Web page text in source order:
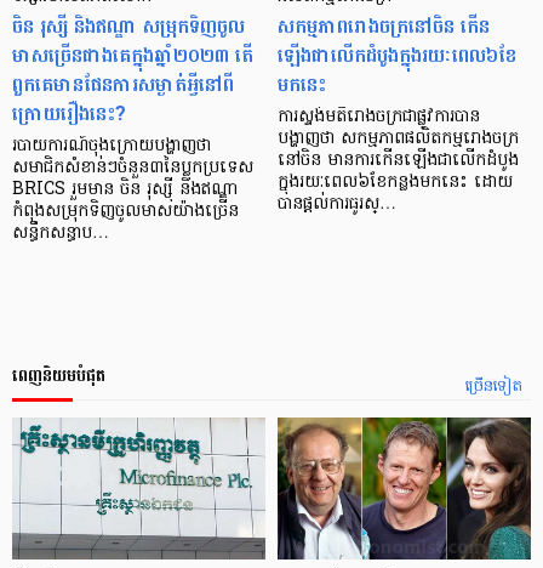
ចិន រុស្សី និងឥណ្ឌា សម្រុកទិញចូល
មាសច្រើនជាងគេក្នុងឆ្នាំ២០២៣ តើ
ពួកគេមានផែនការសម្ងាត់អ្វីនៅពី
ក្រោយរឿងនេះ?
របាយការណ៍ចុងក្រោយបង្ហាញថា
សមាជិកសំខាន់ៗចំនួន៣នៃប្លុកប្រទេស
BRICS រួមមាន ចិន រុស្ស៊ី និងឥណ្ឌា
កំពុងសម្រុកទិញចូលមាសយ៉ាងច្រើន
សន្ធឹកសន្ធាប…
សកម្មភាពរោងចក្រនៅចិន កើន
ឡើងជាលើកដំបូងក្នុងរយៈពេល៦ខែ
មកនេះ
ការស្ទង់មតិរោងចក្រជាផ្លូវការបាន
បង្ហាញថា សកម្មភាពផលិតកម្មរោងចក្រ
នៅចិន មានការកើនឡើងជាលើកដំបូង
ក្នុងរយៈពេល៦ខែកន្លងមកនេះ ដោយ
បានផ្តល់ការធូរស្…
ច្រើនទៀត
ពេញនិយមបំផុត